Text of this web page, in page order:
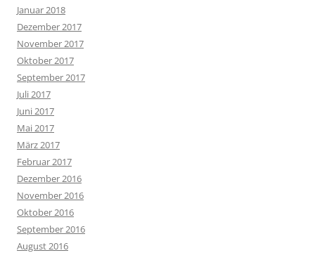
Januar 2018
Dezember 2017
November 2017
Oktober 2017
September 2017
Juli 2017
Juni 2017
Mai 2017
März 2017
Februar 2017
Dezember 2016
November 2016
Oktober 2016
September 2016
August 2016